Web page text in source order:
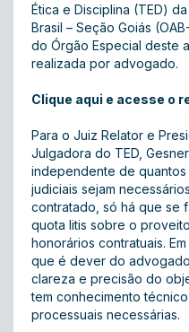
Ética e Disciplina (TED)
Brasil – Seção Goiás
do Órgão Especial deste
realizada por advogado.
Clique aqui e acesse o
Para o Juiz Relator e
Julgadora do TED,
independente de
judiciais sejam
contratado, só há que se
quota litis sobre o
honorários contratuais.
que é dever do
clareza e precisão do
tem conhecimento
processuais necessárias.